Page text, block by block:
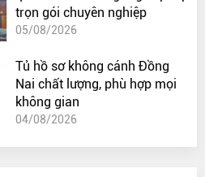
trọn gói chuyên nghiệp
05/08/2026
Tủ hồ sơ không cánh Đồng
Nai chất lượng, phù hợp mọi
không gian
04/08/2026